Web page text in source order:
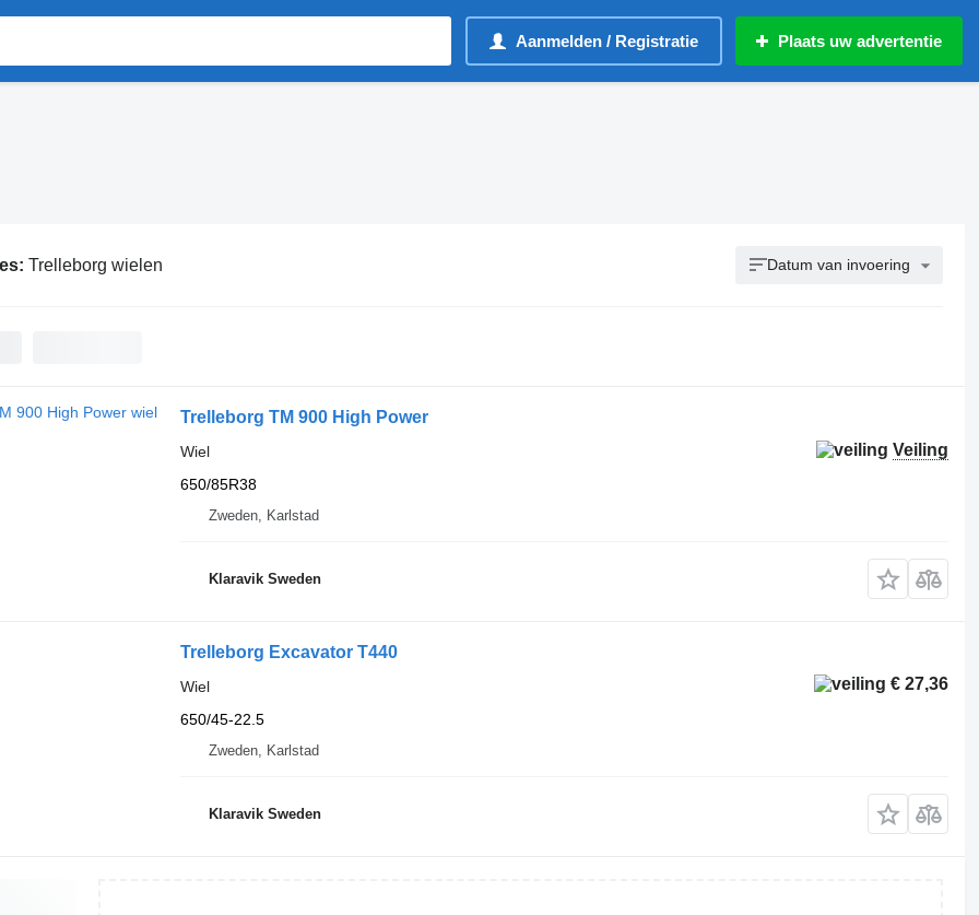
Aanmelden / Registratie Plaats uw advertentie
Trelleborg wielen Datum van invoering
Trelleborg TM 900 High Power
Veiling
Wiel
650/85R38
Zweden, Karlstad
Klaravik Sweden
Trelleborg Excavator T440
€ 27,36
Wiel
650/45-22.5
Zweden, Karlstad
Klaravik Sweden